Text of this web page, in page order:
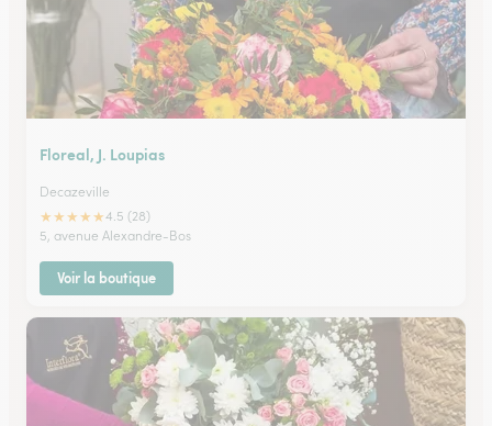
Floreal, J. Loupias
Decazeville
★★★★★4.5 (28)
5, avenue Alexandre-Bos
Voir la boutique